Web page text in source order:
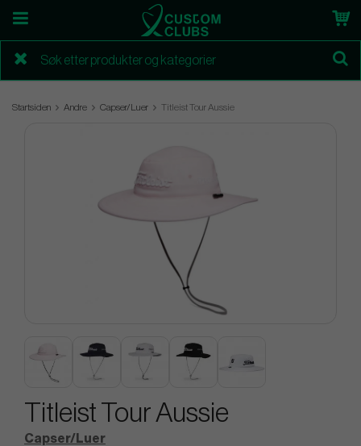
Startsiden Andre Capser/Luer Titleist Tour Aussie
Titleist Tour Aussie
Capser/Luer